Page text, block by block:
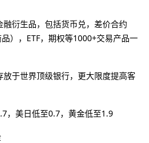
衍生品，包括货币兑，差价合约
），ETF，期权等1000+交易产品一
于世界顶级银行，更大限度提高客
，美日低至0.7，黄金低至1.9